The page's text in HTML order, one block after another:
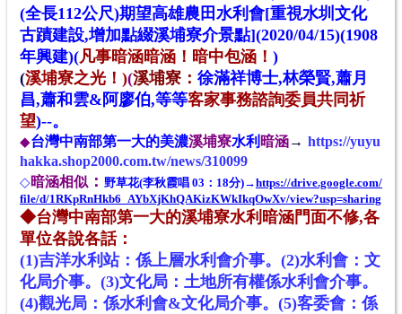
(全長112公尺)期望高雄農田水利會[重視水圳文化
古蹟建設,增加點綴溪埔寮介景點](2020/04/15)(1908
年興建)(凡事暗涵暗涵！暗中包涵！ )
(溪埔寮之光！)(溪埔寮： 徐滿祥博士,林榮賢,蕭月
昌,蕭和雲&阿廖伯,等等客家事務諮詢委員共同祈
望)--。
◆台灣中南部第一大的美濃溪埔寮水利 暗涵→ https://yuyu
hakka.shop2000.com.tw/news/310099
◇暗涵相似 ： 野草花(李秋霞唱 03：18分)→https://drive.google.com/
file/d/1RKpRnHkb6_AYbXjKhQAKizKWkIkqOwXv/view?usp=sharing
◆台灣中南部第一大的溪埔寮水利暗涵門面不修,各
單位各說各話：
(1)吉洋水利站：係上層水利會介事。(2)水利會：文
化局介事。(3)文化局：土地所有權係水利會介事。
(4)觀光局：係水利會&文化局介事。(5)客委會：係